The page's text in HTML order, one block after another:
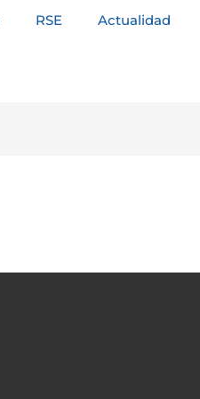
RSE Actualidad